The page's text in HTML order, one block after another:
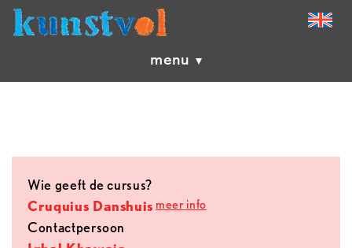
menu
Wie geeft de cursus?
Cruquius Danshuis meer info
contactpersoon